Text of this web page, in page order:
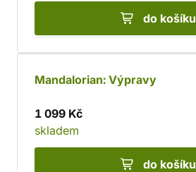
do košíku
Mandalorian: Výpravy
1 099 Kč
skladem
do košíku